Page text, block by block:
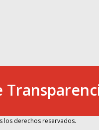
los derechos reservados.